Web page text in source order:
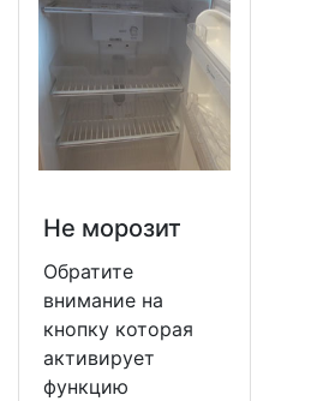
Не морозит
Обратите
внимание на
кнопку которая
активирует
функцию